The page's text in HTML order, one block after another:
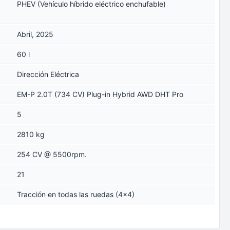
PHEV (Vehículo híbrido eléctrico enchufable)
Abril, 2025
60 l
Dirección Eléctrica
EM-P 2.0T (734 CV) Plug-in Hybrid AWD DHT Pro
5
2810 kg
254 CV @ 5500rpm.
21
Tracción en todas las ruedas (4x4)